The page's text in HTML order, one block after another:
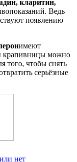
кларитин,
Ведь
появлению
имеют
крапивницы можно
того, чтобы снять
серьёзные
нет